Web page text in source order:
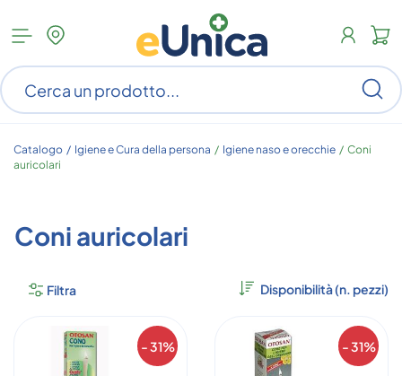
Apri
menu
categorie
Catalogo / Igiene e Cura della persona / Igiene naso e orecchie / Coni
auricolari
Coni auricolari
Filtra
- 31% - 31%